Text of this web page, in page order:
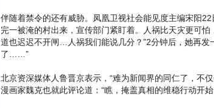
伴随着禁令的还有威胁。凤凰卫视社会能见度主编宋阳
完一被淹的村出来，宣传部门紧盯着。人祸比天灾更可
道也迟迟不开闸…人祸我们能说几分？”2分钟后，她再发
了……”
北京资深媒体人鲁晋京表示，“难为新闻界的同仁了，不
漫画家魏克也就此评论道：“瞧，掩盖真相的维稳行动开